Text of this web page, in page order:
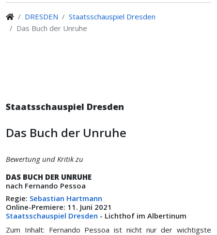
DRESDEN
Staatsschauspiel Dresden
Das Buch der Unruhe
Staatsschauspiel Dresden
Das Buch der Unruhe
Bewertung und Kritik zu
DAS BUCH DER UNRUHE
nach Fernando Pessoa
Regie: Sebastian Hartmann
Online-Premiere: 11. Juni 2021
Staatsschauspiel Dresden - Lichthof im Albertinum
Zum Inhalt: Fernando Pessoa ist nicht nur der wichtigste